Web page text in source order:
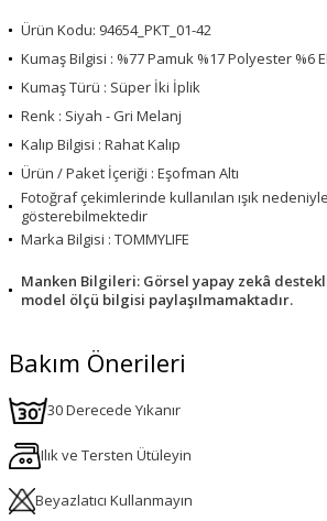
Ürün Kodu: 94654_PKT_01-42
Kumaş Bilgisi : %77 Pamuk %17 Polyester %6
Kumaş Türü : Süper İki İplik
Renk : Siyah - Gri Melanj
Kalıp Bilgisi : Rahat Kalıp
Ürün / Paket İçeriği : Eşofman Altı
Fotoğraf çekimlerinde kullanılan ışık
gösterebilmektedir
Marka Bilgisi : TOMMYLIFE
Manken Bilgileri: Görsel yapay zekâ
model ölçü bilgisi paylaşılmamaktadır.
Bakım Önerileri
30 Derecede Yıkanır
Ilık ve Tersten Ütüleyin
Beyazlatıcı Kullanmayın